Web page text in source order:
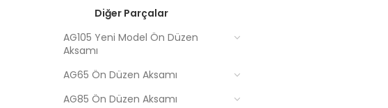
Diğer Parçalar
AG105 Yeni Model Ön Düzen
Aksamı
AG65 Ön Düzen Aksamı
AG85 Ön Düzen Aksamı